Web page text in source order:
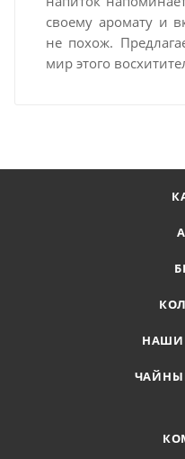
своему аромату и
не похож.
мир этого
НАШИ